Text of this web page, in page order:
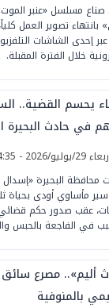
صناع مسلسل «عنبر
بانتهاء تصوير العمل
إحدى الشاشات
خلال الفترة المقبلة.
في حادث البحيرة
2026 - 04:35 م
البحيرة «إسدال
مأساوي أودى بحياة
عقب صدور حكم
في الفاجعة بالحبس
أليم».. مصرع
بالمنوفية